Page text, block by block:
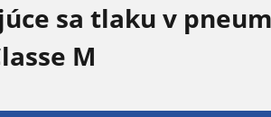
sa tlaku v
M